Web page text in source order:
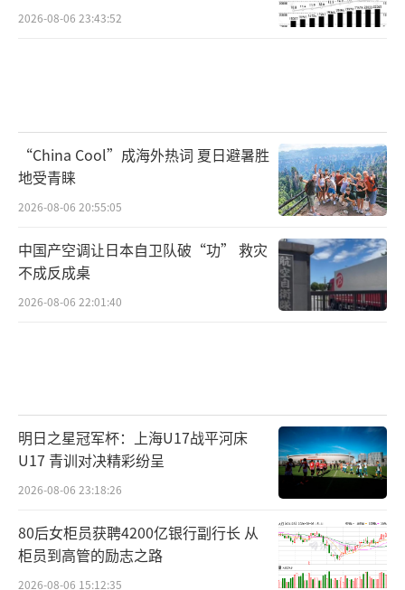
2026-08-06 23:43:52
“China Cool”成海外热词 夏日避暑胜
地受青睐
2026-08-06 20:55:05
中国产空调让日本自卫队破“功” 救灾
不成反成桌
2026-08-06 22:01:40
明日之星冠军杯：上海U17战平河床
U17 青训对决精彩纷呈
2026-08-06 23:18:26
80后女柜员获聘4200亿银行副行长 从
柜员到高管的励志之路
2026-08-06 15:12:35